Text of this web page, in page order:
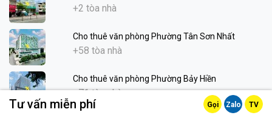
+2 tòa nhà
Cho thuê văn phòng Phường Tân Sơn Nhất
+58 tòa nhà
Cho thuê văn phòng Phường Bảy Hiền
+71 tòa nhà
Tư vấn miễn phí Gọi Zalo TV